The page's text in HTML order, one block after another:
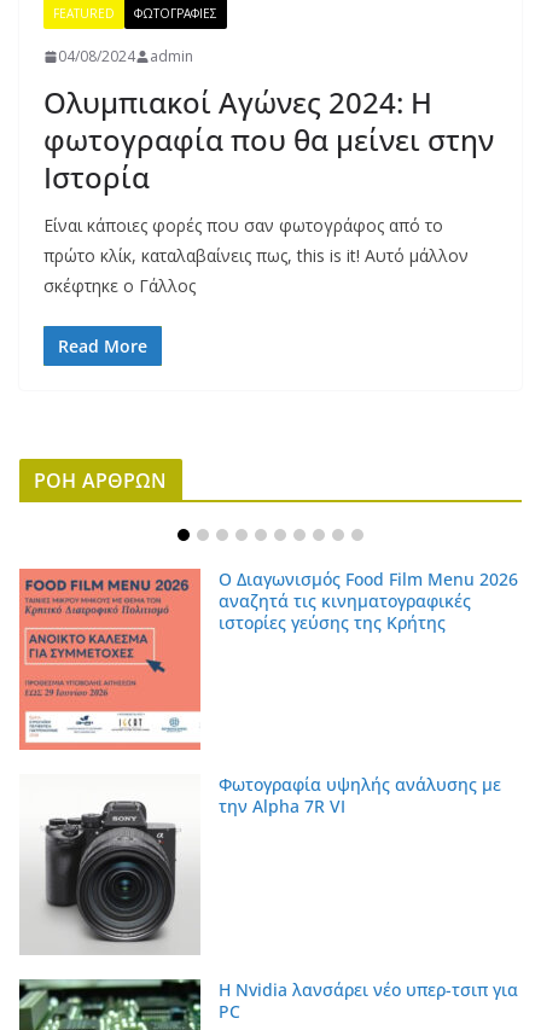
FEATURED ΦΩΤΟΓΡΑΦΙΕΣ
04/08/2024 admin
Ολυμπιακοί Αγώνες 2024: Η
φωτογραφία που θα μείνει στην
Ιστορία
Είναι κάποιες φορές που σαν φωτογράφος από το
πρώτο κλίκ, καταλαβαίνεις πως, this is it! Αυτό μάλλον
σκέφτηκε ο Γάλλος
Read More
ΡΟΗ ΑΡΘΡΩΝ
Ο Διαγωνισμός Food Film Menu 2026
αναζητά τις κινηματογραφικές
ιστορίες γεύσης της Κρήτης
Φωτογραφία υψηλής ανάλυσης με
την Alpha 7R VI
Η Nvidia λανσάρει νέο υπερ-τσιπ για
PC